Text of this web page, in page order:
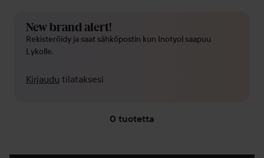
New brand alert!
Rekisteröidy ja saat sähköpostin kun Inotyol saapuu
Lykolle.
Kirjaudu tilataksesi
0 tuotetta
SIIRTYÄ JHK SUODATA